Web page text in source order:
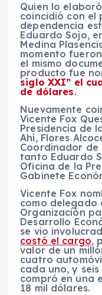
Quien lo
coincidió con el
dependencia
Eduardo Sojo,
Medina
momento
el mismo
producto fue
siglo XXI” el
de dólares.
Nuevamente
Vicente Fox
Presidencia de
Ahí, Flores
Coordinador de
tanto Eduardo
Oficina de la
Gabinete
Vicente Fox
como delegado
Organización
Desarrollo
se vio
costó el cargo,
valor de un
cuatro
cada uno, y
compró en una
18 mil dólares.